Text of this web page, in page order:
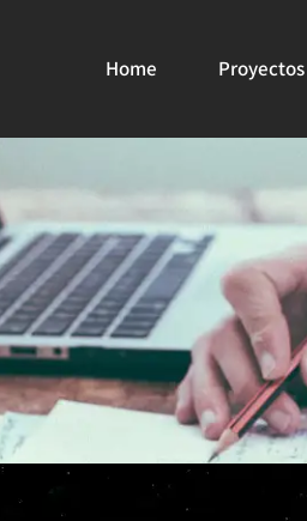
Home Proyectos